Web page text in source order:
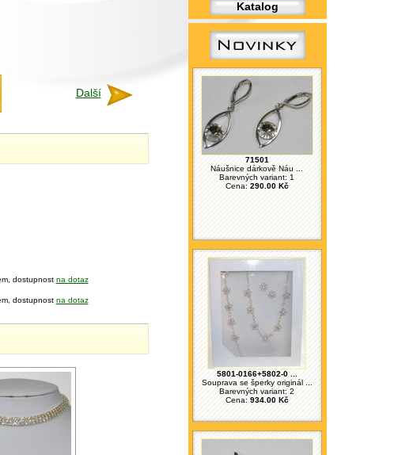
Katalog
71501
Náušnice dárkově Náu ...
Barevných variant: 1
Cena: 290.00 Kč
5801-0166+5802-0 ...
Souprava se šperky originál ...
Barevných variant: 2
Cena: 934.00 Kč
Další
dostupnost na dotaz
dostupnost na dotaz